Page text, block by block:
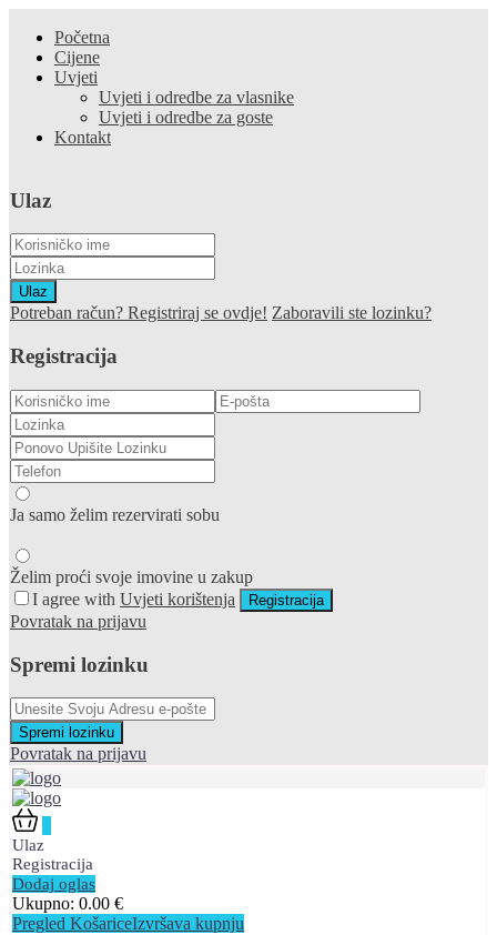
Početna
Cijene
Uvjeti
Uvjeti i odredbe za vlasnike
Uvjeti i odredbe za goste
Kontakt
Ulaz
Ulaz
Potreban račun? Registriraj se ovdje! Zaboravili ste lozinku?
Registracija
Ja samo želim rezervirati sobu
Želim proći svoje imovine u zakup
I agree with Uvjeti korištenja Registracija
Povratak na prijavu
Spremi lozinku
Spremi lozinku
Povratak na prijavu
Ulaz
Registracija
Dodaj oglas
Ukupno: 0.00 €
Pregled KošariceIzvršava kupnju